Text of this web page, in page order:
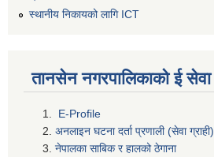
स्थानीय निकायको लागि ICT
तानसेन नगरपालिकाको ई सेवा
E-Profile
अनलाइन घटना दर्ता प्रणाली (सेवा ग्राही)
नेपालका साबिक र हालको ठेगाना